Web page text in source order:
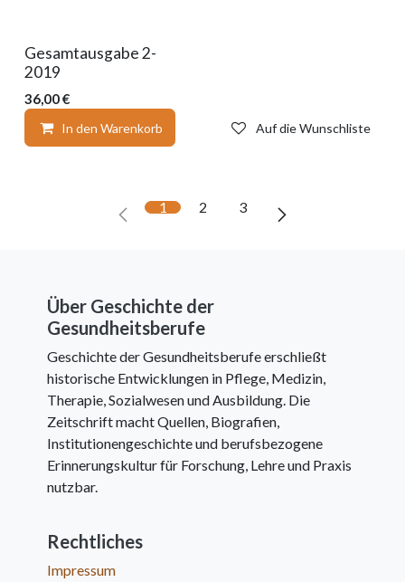
Gesamtausgabe 2-
2019
36,00€
In den Warenkorb Auf die Wunschliste
1 2 3
Über Geschichte der
Gesundheitsberufe
Geschichte der Gesundheitsberufe erschließt
historische Entwicklungen in Pflege, Medizin,
Therapie, Sozialwesen und Ausbildung. Die
Zeitschrift macht Quellen, Biografien,
Institutionengeschichte und berufsbezogene
Erinnerungskultur für Forschung, Lehre und Praxis
nutzbar.
Rechtliches
Impressum